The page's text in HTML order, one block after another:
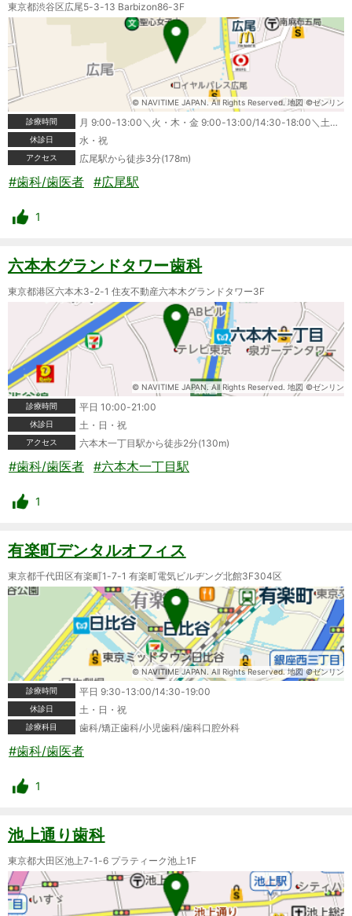
東京都渋谷区広尾5-3-13 Barbizon86-3F
© NAVITIME JAPAN. All Rights Reserved. 地図 ©ゼンリン
診療時間
月 9:00-13:00＼火・木・金 9:00-13:00/14:30-18:00＼土・日 9:00-16:00
休診日 水・祝
アクセス 広尾駅から徒歩3分(178m)
#歯科/歯医者 #広尾駅
1
六本木グランドタワー歯科
東京都港区六本木3-2-1 住友不動産六本木グランドタワー3F
© NAVITIME JAPAN. All Rights Reserved. 地図 ©ゼンリン
診療時間
平日 10:00-21:00
休診日 土・日・祝
アクセス 六本木一丁目駅から徒歩2分(130m)
#歯科/歯医者 #六本木一丁目駅
1
有楽町デンタルオフィス
東京都千代田区有楽町1-7-1 有楽町電気ビルヂング北館3F304区
© NAVITIME JAPAN. All Rights Reserved. 地図 ©ゼンリン
診療時間
平日 9:30-13:00/14:30-19:00
休診日 土・日・祝
診療科目 歯科/矯正歯科/小児歯科/歯科口腔外科
#歯科/歯医者
1
池上通り歯科
東京都大田区池上7-1-6 プラティーク池上1F